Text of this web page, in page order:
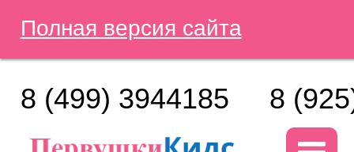
Полная версия сайта
8 (499) 3944185 8